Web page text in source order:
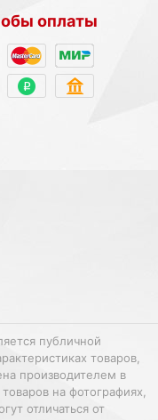
оплаты
публичной
товаров,
производителем в
на фотографиях,
отличаться от